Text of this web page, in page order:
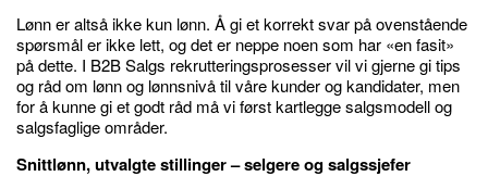
Lønn er altså ikke kun lønn. Å gi et korrekt svar på ovenstående
spørsmål er ikke lett, og det er neppe noen som har «en fasit»
på dette. I B2B Salgs rekrutteringsprosesser vil vi gjerne gi tips
og råd om lønn og lønnsnivå til våre kunder og kandidater, men
for å kunne gi et godt råd må vi først kartlegge salgsmodell og
salgsfaglige områder.
Snittlønn, utvalgte stillinger – selgere og salgssjefer